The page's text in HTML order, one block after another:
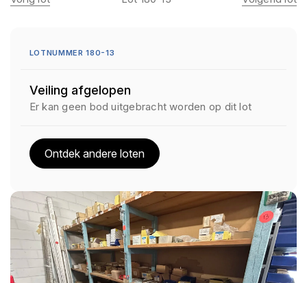
LOTNUMMER 180-13
Veiling afgelopen
Er kan geen bod uitgebracht worden op dit lot
Ontdek andere loten